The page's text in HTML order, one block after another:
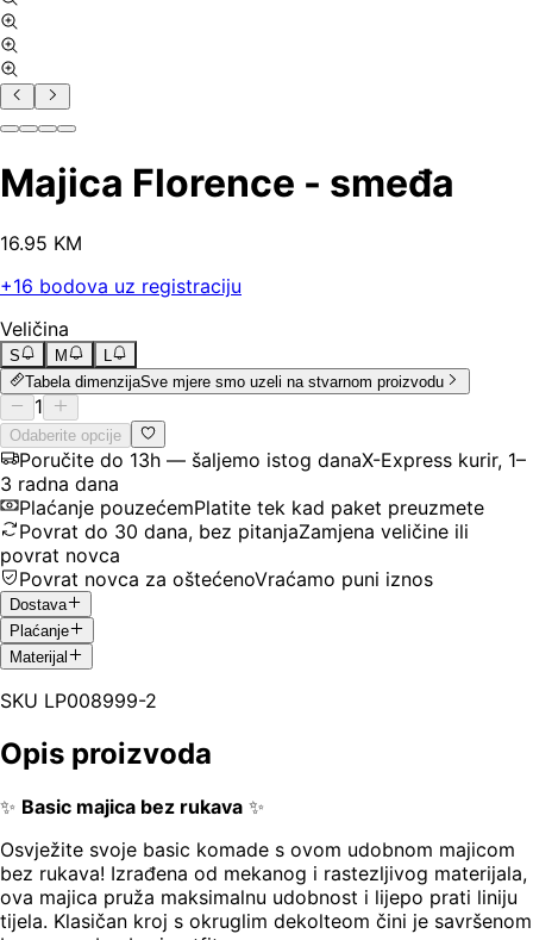
Majica Florence - smeđa
16.95 KM
+16 bodova uz registraciju
Veličina
S M
L
Tabela dimenzijaSve mjere smo uzeli na stvarnom proizvodu
1
Odaberite opcije
Poručite do 13h — šaljemo istog danaX-Express kurir, 1–
3 radna dana
Plaćanje pouzećemPlatite tek kad paket preuzmete
Povrat do 30 dana, bez pitanjaZamjena veličine ili
povrat novca
Povrat novca za oštećenoVraćamo puni iznos
Dostava
Plaćanje
Materijal
SKU LP008999-2
Opis proizvoda
✨ Basic majica bez rukava ✨
Osvježite svoje basic komade s ovom udobnom majicom
bez rukava! Izrađena od mekanog i rastezljivog materijala,
ova majica pruža maksimalnu udobnost i lijepo prati liniju
tijela. Klasičan kroj s okruglim dekolteom čini je savršenom